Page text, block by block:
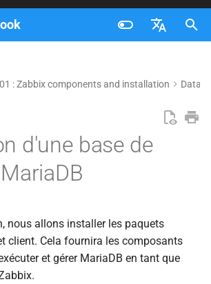
Nederlands
Brazilian Portuguese
English
le client
paquets
du
et le client
: Zabbix components and installation
d'une base de
nous allons installer les paquets
client. Cela fournira les composants
et gérer MariaDB en tant que